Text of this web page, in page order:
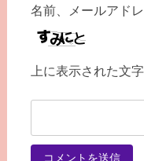
名前、メールアド
上に表示された文